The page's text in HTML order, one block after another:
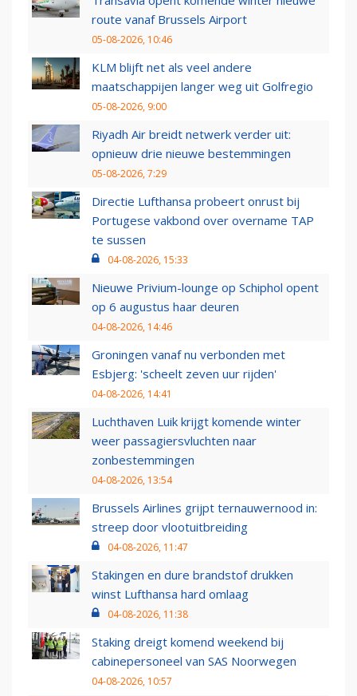
route vanaf Brussels Airport
05-08-2026, 10:46
KLM blijft net als veel andere
maatschappijen langer weg uit Golfregio
05-08-2026, 9:00
Riyadh Air breidt netwerk verder uit:
opnieuw drie nieuwe bestemmingen
05-08-2026, 7:29
Directie Lufthansa probeert onrust bij
Portugese vakbond over overname TAP
te sussen
04-08-2026, 15:33
Nieuwe Privium-lounge op Schiphol opent
op 6 augustus haar deuren
04-08-2026, 14:46
Groningen vanaf nu verbonden met
Esbjerg: 'scheelt zeven uur rijden'
04-08-2026, 14:41
Luchthaven Luik krijgt komende winter
weer passagiersvluchten naar
zonbestemmingen
04-08-2026, 13:54
Brussels Airlines grijpt ternauwernood in:
streep door vlootuitbreiding
04-08-2026, 11:47
Stakingen en dure brandstof drukken
winst Lufthansa hard omlaag
04-08-2026, 11:38
Staking dreigt komend weekend bij
cabinepersoneel van SAS Noorwegen
04-08-2026, 10:57